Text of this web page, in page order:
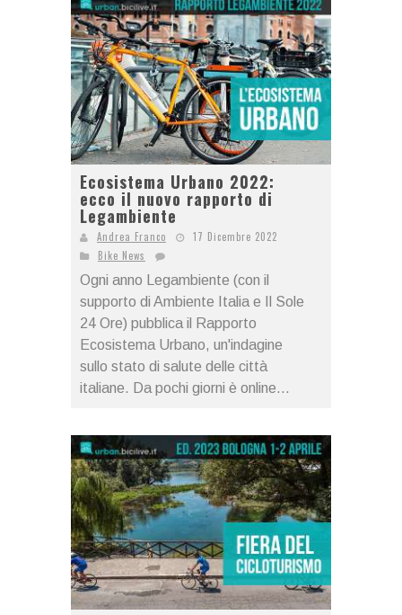
Ecosistema Urbano 2022:
ecco il nuovo rapporto di
Legambiente
Andrea Franco
17 Dicembre 2022
Bike News
Ogni anno Legambiente (con il
supporto di Ambiente Italia e Il Sole
24 Ore) pubblica il Rapporto
Ecosistema Urbano, un'indagine
sullo stato di salute delle città
italiane. Da pochi giorni è online...